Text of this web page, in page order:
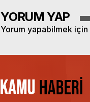
YORUM YAP
Yorum yapabilmek için